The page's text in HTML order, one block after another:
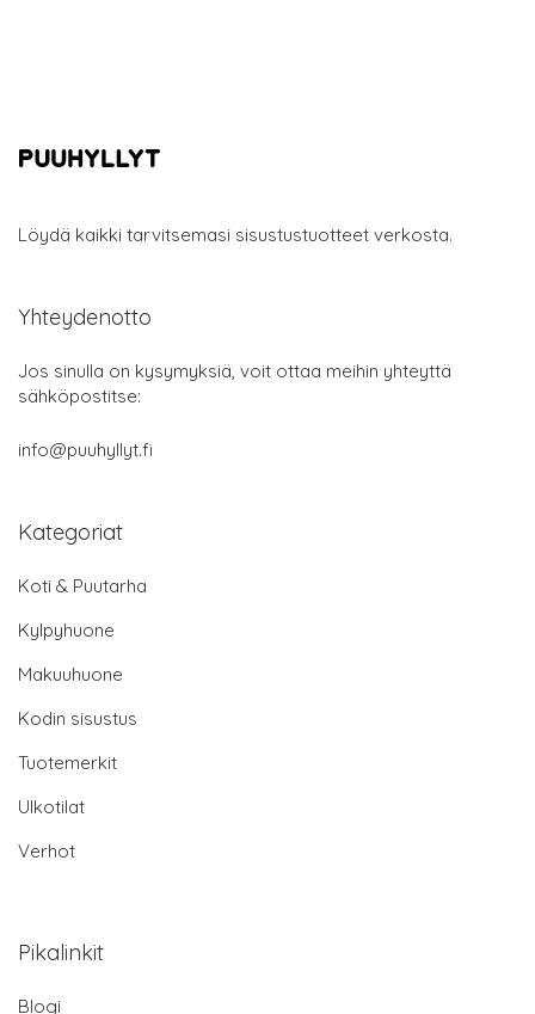
Löydä kaikki tarvitsemasi sisustustuotteet verkosta.
Yhteydenotto
Jos sinulla on kysymyksiä, voit ottaa meihin yhteyttä
sähköpostitse:
info@puuhyllyt.fi
Kategoriat
Koti & Puutarha
Kylpyhuone
Makuuhuone
Kodin sisustus
Tuotemerkit
Ulkotilat
Verhot
Pikalinkit
Blogi